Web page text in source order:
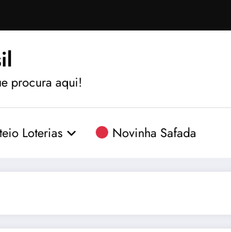
procura aqui!
Loterias Novinha Safada